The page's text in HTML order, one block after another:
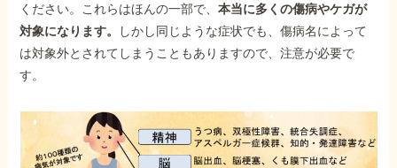
ください。これらはほんの一部で、本当に多くの傷病やケガが
対象になります。
しかし同じような症状でも、傷病名によって
は対象外とされてしまうこともありますので、注意が必要で
す。